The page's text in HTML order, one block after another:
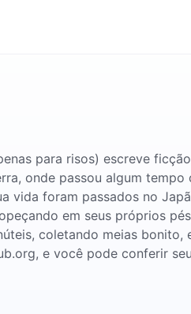
para risos) escreve
onde passou algum
vida foram passados ​​no
em seus próprios
coletando meias
e você pode conferir